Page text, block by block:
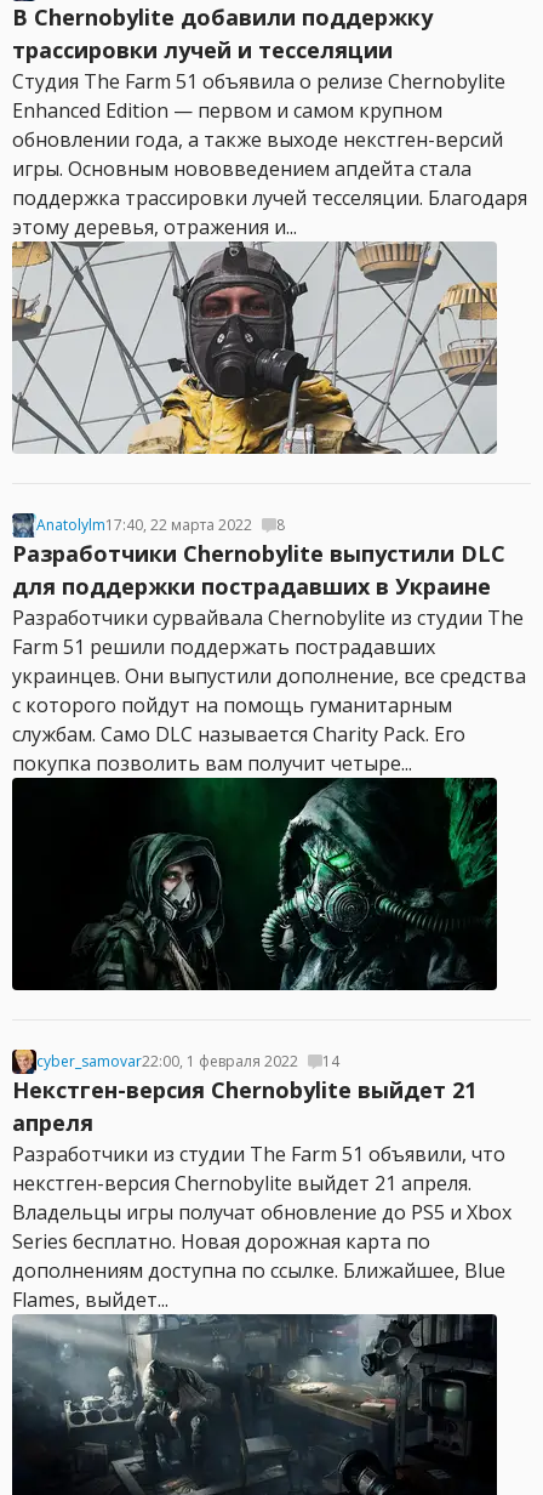
В Chernobylite добавили поддержку
трассировки лучей и тесселяции
Студия The Farm 51 объявила о релизе Chernobylite
Enhanced Edition — первом и самом крупном
обновлении года, а также выходе некстген-версий
игры. Основным нововведением апдейта стала
поддержка трассировки лучей тесселяции. Благодаря
этому деревья, отражения и...
Anatolylm17:40, 22 марта 2022 8
Разработчики Chernobylite выпустили DLC
для поддержки пострадавших в Украине
Разработчики сурвайвала Chernobylite из студии The
Farm 51 решили поддержать пострадавших
украинцев. Они выпустили дополнение, все средства
с которого пойдут на помощь гуманитарным
службам. Само DLC называется Charity Pack. Его
покупка позволить вам получит четыре...
cyber_samovar22:00, 1 февраля 2022 14
Некстген-версия Chernobylite выйдет 21
апреля
Разработчики из студии The Farm 51 объявили, что
некстген-версия Chernobylite выйдет 21 апреля.
Владельцы игры получат обновление до PS5 и Xbox
Series бесплатно. Новая дорожная карта по
дополнениям доступна по ссылке. Ближайшее, Blue
Flames, выйдет...